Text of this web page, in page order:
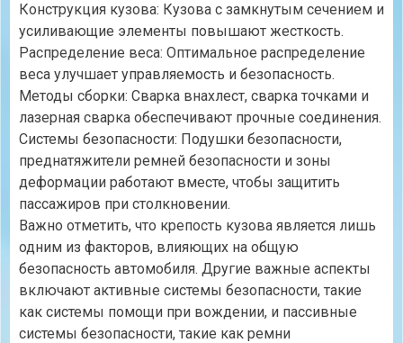
Конструкция кузова: Кузова с замкнутым сечением и
усиливающие элементы повышают жесткость.
Распределение веса: Оптимальное распределение
веса улучшает управляемость и безопасность.
Методы сборки: Сварка внахлест, сварка точками и
лазерная сварка обеспечивают прочные соединения.
Системы безопасности: Подушки безопасности,
преднатяжители ремней безопасности и зоны
деформации работают вместе, чтобы защитить
пассажиров при столкновении.
Важно отметить, что крепость кузова является лишь
одним из факторов, влияющих на общую
безопасность автомобиля. Другие важные аспекты
включают активные системы безопасности, такие
как системы помощи при вождении, и пассивные
системы безопасности, такие как ремни